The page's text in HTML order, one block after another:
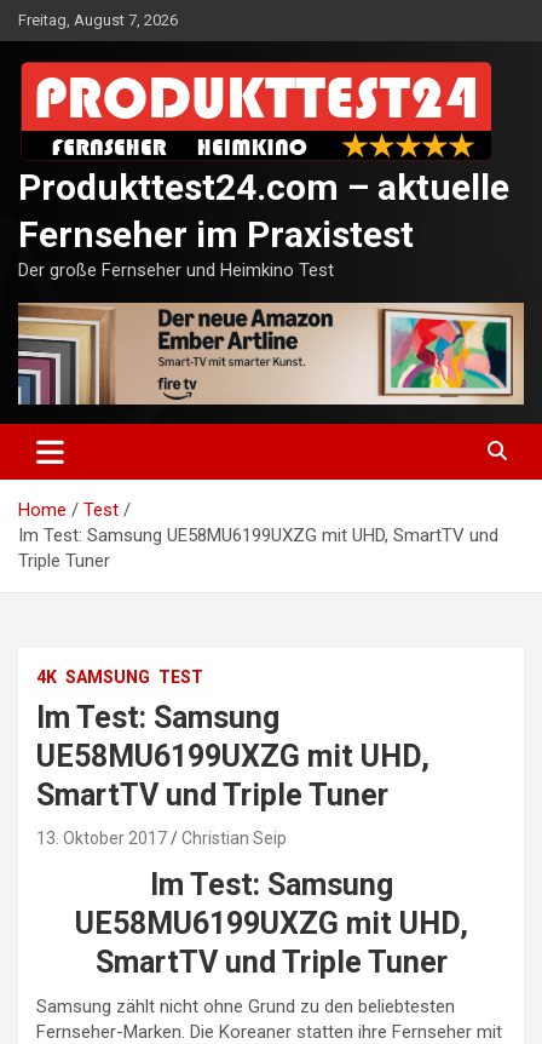
Skip
to
content
Freitag, August 7, 2026
Produkttest24.com – aktuelle
Fernseher im Praxistest
Der große Fernseher und Heimkino Test
Home
Test
Im Test: Samsung UE58MU6199UXZG mit UHD, SmartTV und
Triple Tuner
4K SAMSUNG TEST
Im Test: Samsung
UE58MU6199UXZG mit UHD,
SmartTV und Triple Tuner
13. Oktober 2017 Christian Seip
Im Test: Samsung
UE58MU6199UXZG mit UHD,
SmartTV und Triple Tuner
Samsung zählt nicht ohne Grund zu den beliebtesten
Fernseher-Marken. Die Koreaner statten ihre Fernseher mit